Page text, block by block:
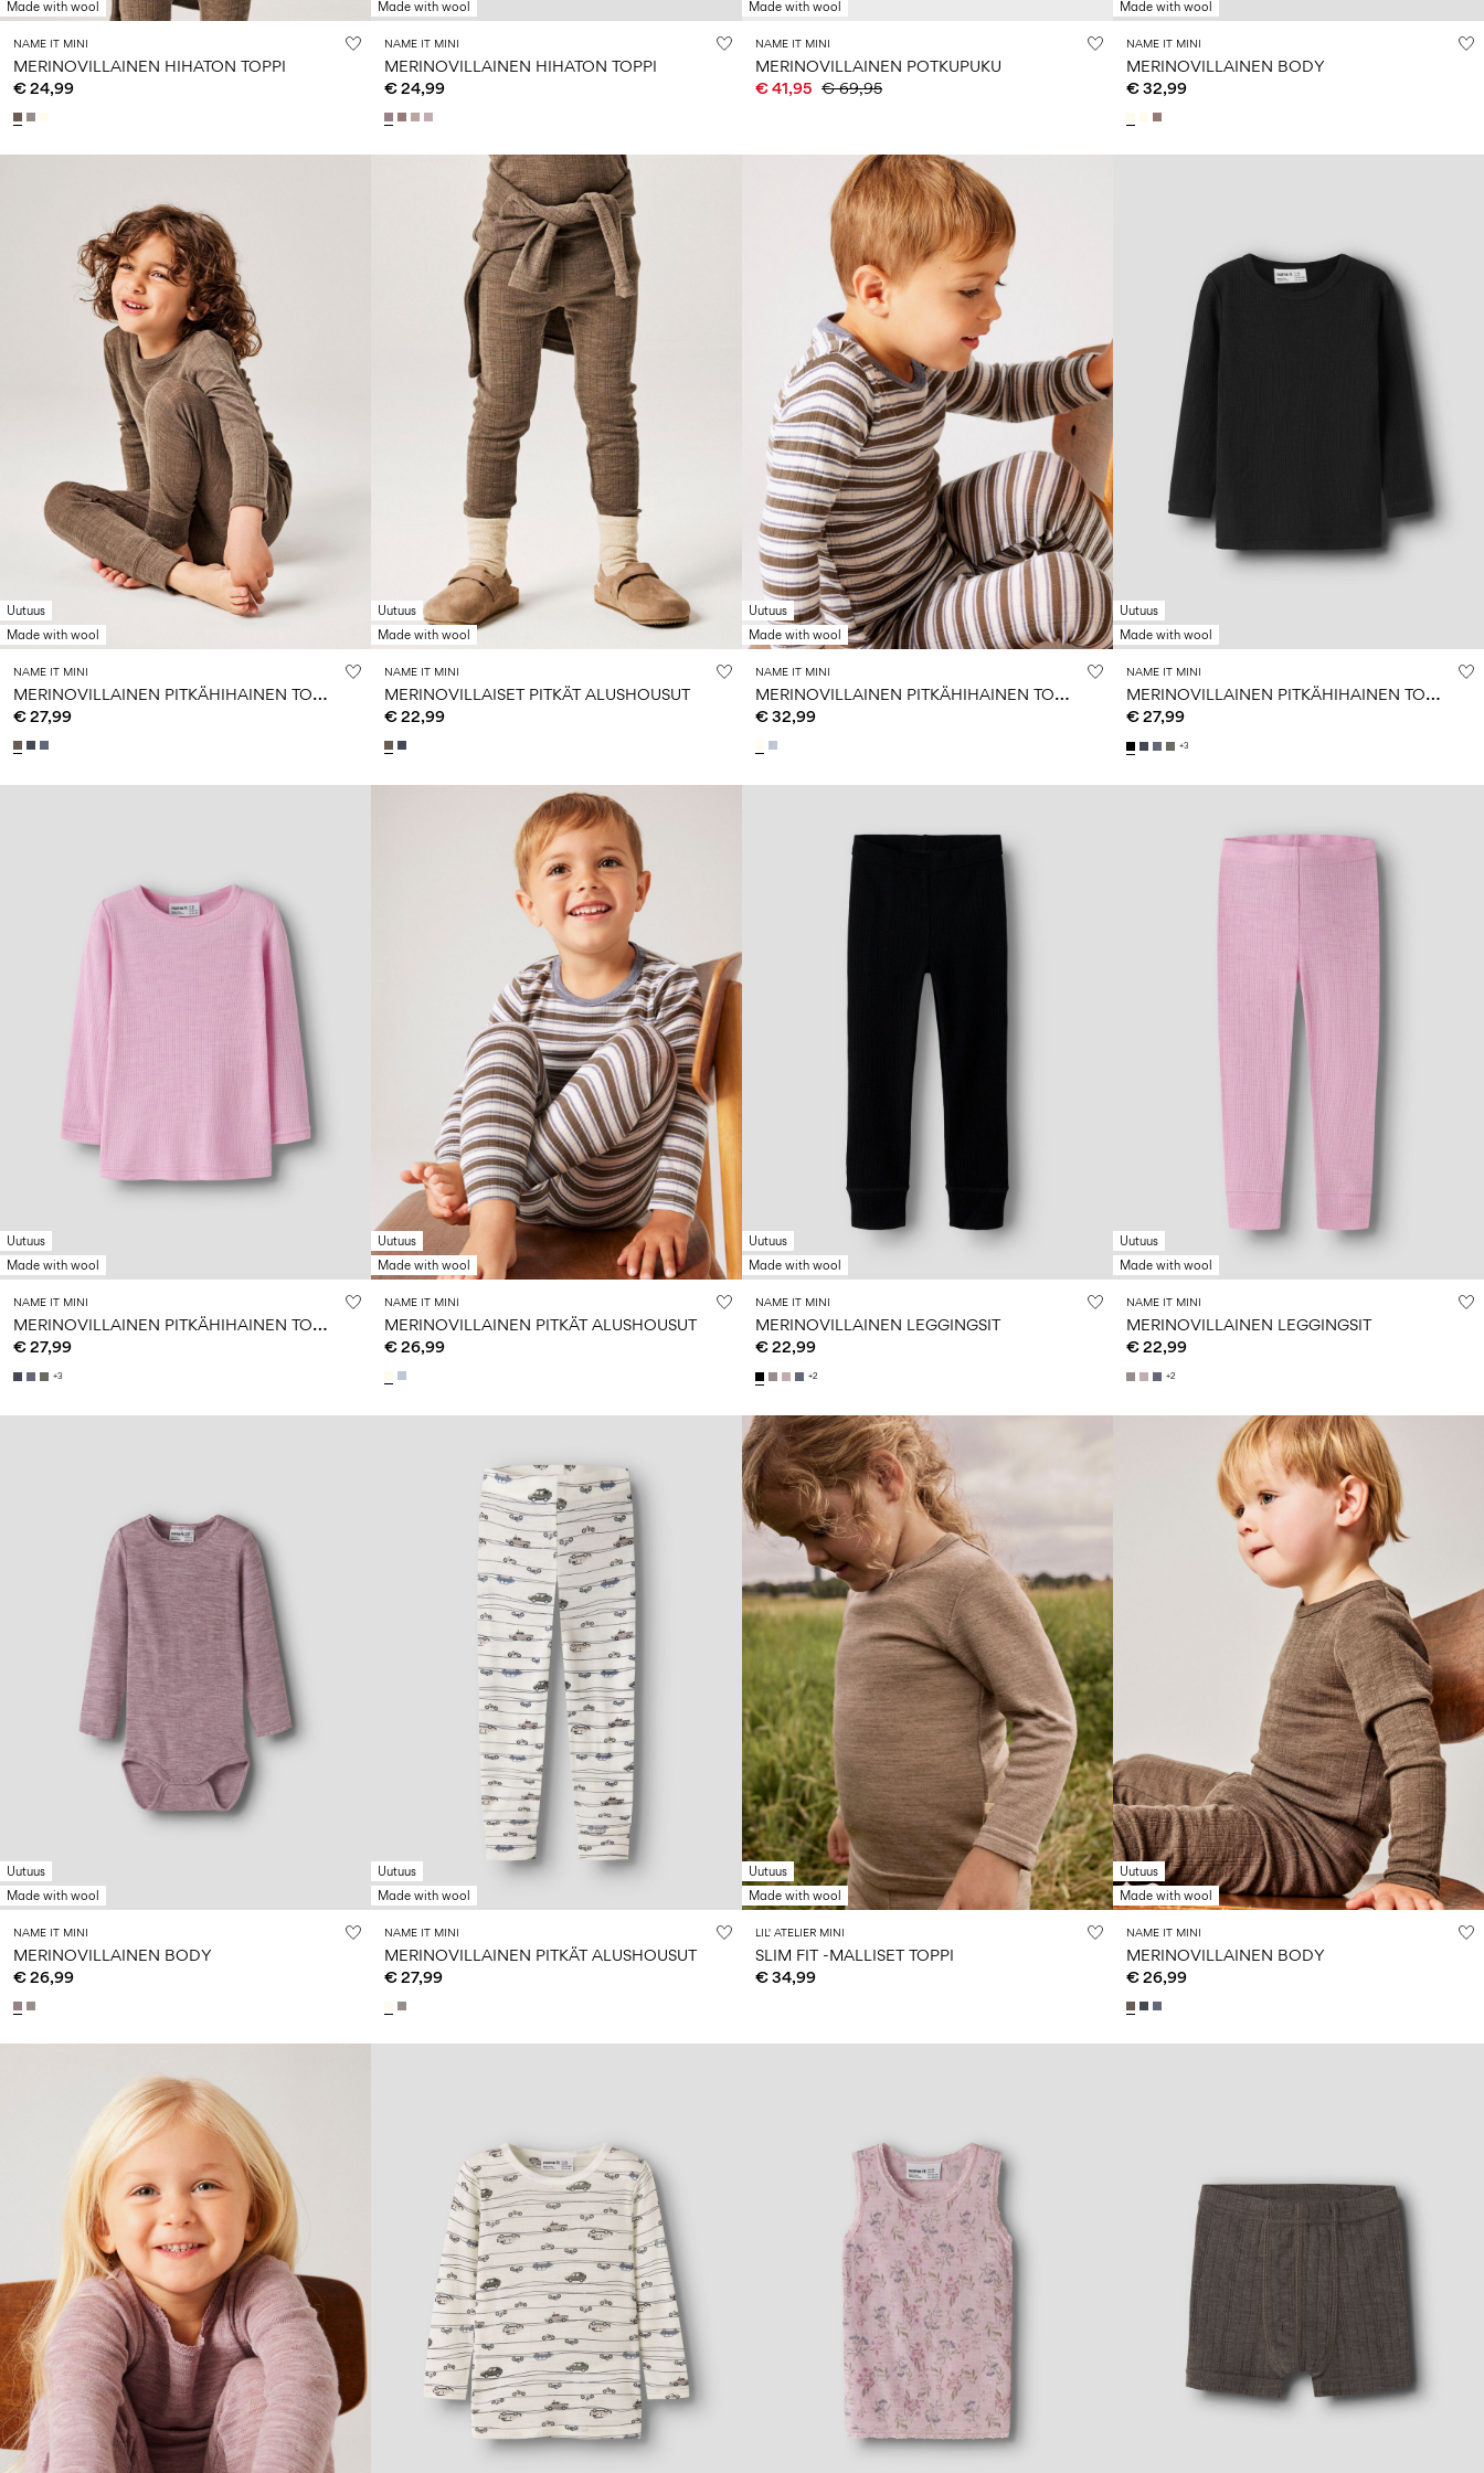
Made with wool
NAME IT MINI
MERINOVILLAINEN HIHATON TOPPI
€ 24,99
Made with wool
NAME IT MINI
MERINOVILLAINEN HIHATON TOPPI
€ 24,99
Made with wool
NAME IT MINI
MERINOVILLAINEN POTKUPUKU
€ 41,95 € 69,95
Made with wool
NAME IT MINI
MERINOVILLAINEN BODY
€ 32,99
Uutuus
Made with wool
NAME IT MINI
M
ERINOVILLAINEN PITKÄHIHAINEN TOPPI
€ 27,99
Uutuus
Made with wool
NAME IT MINI
MERINOVILLAISET PITKÄT ALUSHOUSUT
€ 22,99
Uutuus
Made with wool
NAME IT MINI
M
ERINOVILLAINEN PITKÄHIHAINEN TOPPI
€ 32,99
Uutuus
Made with wool
NAME IT MINI
M
ERINOVILLAINEN PITKÄHIHAINEN TOPPI
€ 27,99
+3
Uutuus
Made with wool
NAME IT MINI
M
ERINOVILLAINEN PITKÄHIHAINEN TOPPI
€ 27,99
+3
Uutuus
Made with wool
NAME IT MINI
MERINOVILLAINEN PITKÄT ALUSHOUSUT
€ 26,99
Uutuus
Made with wool
NAME IT MINI
MERINOVILLAINEN LEGGINGSIT
€ 22,99
+2
Uutuus
Made with wool
NAME IT MINI
MERINOVILLAINEN LEGGINGSIT
€ 22,99
+2
Uutuus
Made with wool
NAME IT MINI
MERINOVILLAINEN BODY
€ 26,99
Uutuus
Made with wool
NAME IT MINI
MERINOVILLAINEN PITKÄT ALUSHOUSUT
€ 27,99
Uutuus
Made with wool
LIL' ATELIER MINI
SLIM FIT -MALLISET TOPPI
€ 34,99
Uutuus
Made with wool
NAME IT MINI
MERINOVILLAINEN BODY
€ 26,99